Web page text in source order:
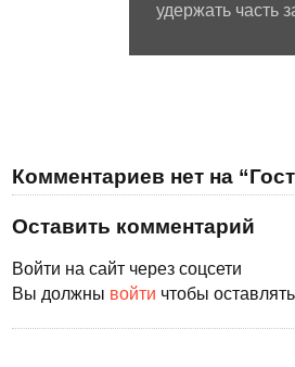
удержать часть
Комментариев нет на
Оставить комментарий
Войти на сайт через соцсети
Вы должны войти чтобы